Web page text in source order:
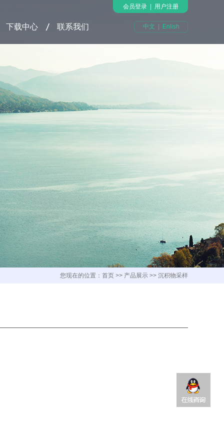
下载中心 联系我们
会员登录| 用户注册
中文 Enlish
您现在的位置： 首页 >> 产品展示 >> 沉积物采样